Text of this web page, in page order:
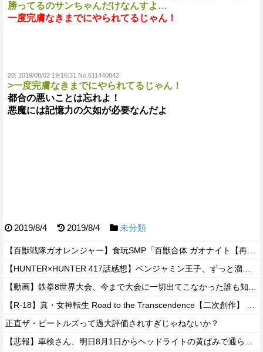
勝ってるのサンちゃんだけなんすよ…
一度完膚なきまでにやられてるじゃん！
20: 2019/08/02 19:16:31 No.611440842
>一度完膚なきまでにやられてるじゃん！
都合の悪いことは忘れよ！
悪魔には記憶力の欠如が必要なんだよ
2019/8/4 2019/8/4 未分類
正直ザ・ビートルズって過大評価されすぎじゃねないか？